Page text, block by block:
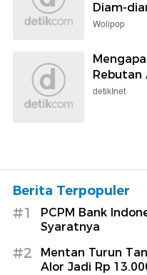
Diam-
Wolipop
Rebutan
detikInet
Berita Terpopuler
#1
PCPM Bank
Syaratnya
#2
Mentan Turun
Alor Jadi Rp